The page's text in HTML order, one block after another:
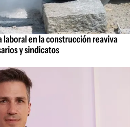
laboral en la construcción reaviva
y sindicatos